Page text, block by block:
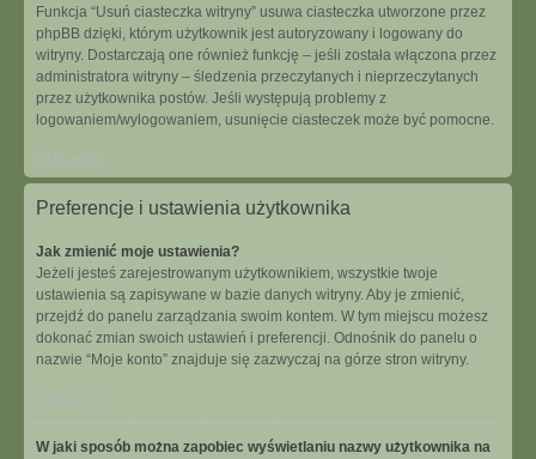
Funkcja “Usuń ciasteczka witryny” usuwa ciasteczka utworzone przez
phpBB dzięki, którym użytkownik jest autoryzowany i logowany do
witryny. Dostarczają one również funkcję – jeśli została włączona przez
administratora witryny – śledzenia przeczytanych i nieprzeczytanych
przez użytkownika postów. Jeśli występują problemy z
logowaniem/wylogowaniem, usunięcie ciasteczek może być pomocne.
Na górę
Preferencje i ustawienia użytkownika
Jak zmienić moje ustawienia?
Jeżeli jesteś zarejestrowanym użytkownikiem, wszystkie twoje
ustawienia są zapisywane w bazie danych witryny. Aby je zmienić,
przejdź do panelu zarządzania swoim kontem. W tym miejscu możesz
dokonać zmian swoich ustawień i preferencji. Odnośnik do panelu o
nazwie “Moje konto” znajduje się zazwyczaj na górze stron witryny.
W jaki sposób można zapobiec wyświetlaniu nazwy użytkownika na